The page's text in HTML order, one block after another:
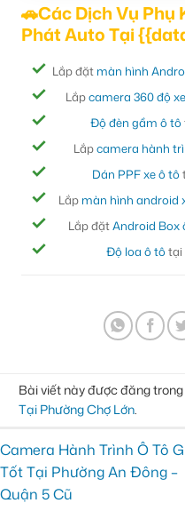
🚗Các Dịch Vụ Phụ
Phát Auto Tại
Lắp đặt màn hình
Lắpcamera 360 độ
Độ đèn gầm ô tô
Lắpcamera hành
Dán PPF xe ô tô
Lắp màn hình android
Lắp đặtAndroid Box
Độ loa ô tôtại
Bài viết này được đăng trong
Tại Phường Chợ Lớn
Camera Hành Trình Ô Tô
Tốt Tại Phường An Đông –
Quận 5 Cũ